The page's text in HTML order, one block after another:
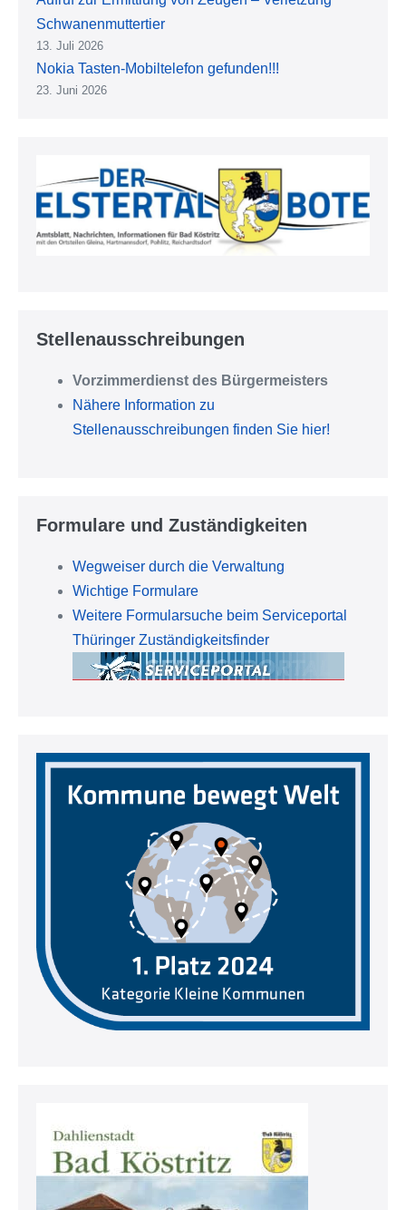
Schwanenmuttertier
13. Juli 2026
Nokia Tasten-Mobiltelefon gefunden!!!
23. Juni 2026
Stellenausschreibungen
Vorzimmerdienst des Bürgermeisters
Nähere Information zu
Stellenausschreibungen finden Sie hier!
Formulare und Zuständigkeiten
Wegweiser durch die Verwaltung
Wichtige Formulare
Weitere Formularsuche beim Serviceportal
Thüringer Zuständigkeitsfinder